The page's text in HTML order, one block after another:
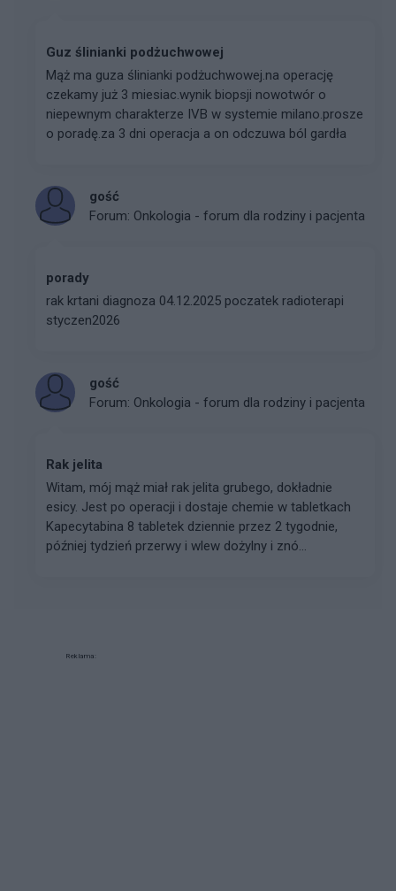
Guz ślinianki podżuchwowej
Mąż ma guza ślinianki podżuchwowej.na operację
czekamy już 3 miesiac.wynik biopsji nowotwór o
niepewnym charakterze IVB w systemie milano.prosze
o poradę.za 3 dni operacja a on odczuwa ból gardła
gość
Forum: Onkologia - forum dla rodziny i pacjenta
porady
rak krtani diagnoza 04.12.2025 poczatek radioterapi
styczen2026
gość
Forum: Onkologia - forum dla rodziny i pacjenta
Rak jelita
Witam, mój mąż miał rak jelita grubego, dokładnie
esicy. Jest po operacji i dostaje chemie w tabletkach
Kapecytabina 8 tabletek dziennie przez 2 tygodnie,
później tydzień przerwy i wlew dożylny i znó...
Reklama: